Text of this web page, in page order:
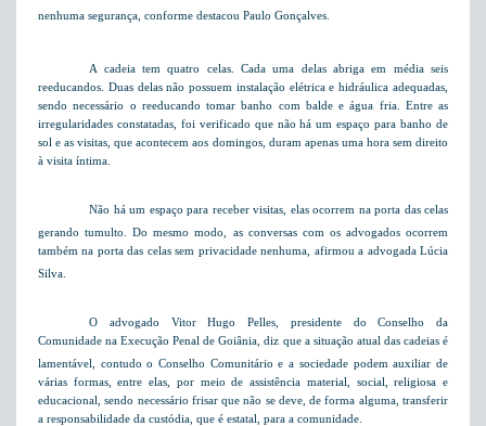
nenhuma segurança, conforme destacou Paulo Gonçalves.
A cadeia tem quatro celas. Cada uma delas abriga em média seis
reeducandos. Duas delas não possuem instalação elétrica e hidráulica adequadas,
sendo necessário o reeducando tomar banho com balde e água fria. Entre as
irregularidades constatadas, foi verificado que não há um espaço para banho de
sol e as visitas, que acontecem aos domingos, duram apenas uma hora sem direito
à visita íntima.
Não há um espaço para receber visitas, elas ocorrem na porta das celas
gerando tumulto. Do mesmo modo, as conversas com os advogados ocorrem
também na porta das celas sem privacidade nenhuma, afirmou a advogada Lúcia
Silva.
O advogado Vitor Hugo Pelles, presidentedo Conselho da
Comunidade na Execução Penal de Goiânia, diz quea situação atual das cadeias é
lamentável, contudo o Conselho Comunitário e a sociedade podem auxiliar de
várias formas, entre elas, por meio deassistência material, social, religiosa e
educacional, sendo necessário frisar que não se deve, de forma alguma, transferir
a responsabilidade da custódia, que é estatal, para a comunidade.